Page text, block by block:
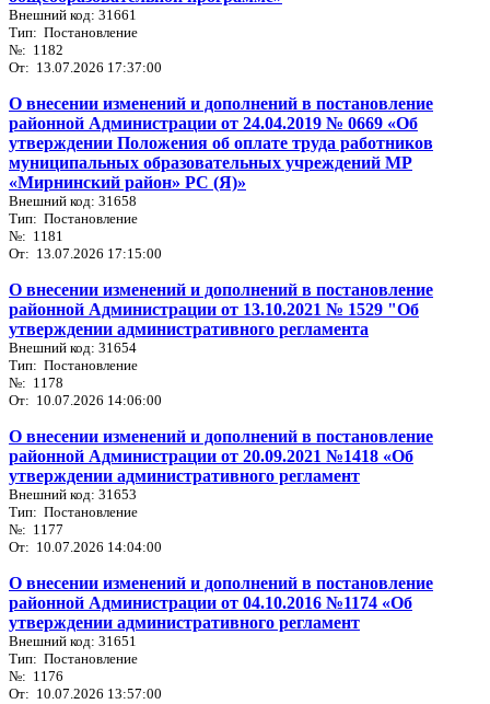
Внешний код: 31661
Тип: Постановление
№: 1182
От: 13.07.2026 17:37:00
О внесении изменений и дополнений в постановление
районной Администрации от 24.04.2019 № 0669 «Об
утверждении Положения об оплате труда работников
муниципальных образовательных учреждений МР
«Мирнинский район» РС (Я)»
Внешний код: 31658
Тип: Постановление
№: 1181
От: 13.07.2026 17:15:00
О внесении изменений и дополнений в постановление
районной Администрации от 13.10.2021 № 1529 "Об
утверждении административного регламента
Внешний код: 31654
Тип: Постановление
№: 1178
От: 10.07.2026 14:06:00
О внесении изменений и дополнений в постановление
районной Администрации от 20.09.2021 №1418 «Об
утверждении административного регламент
Внешний код: 31653
Тип: Постановление
№: 1177
От: 10.07.2026 14:04:00
О внесении изменений и дополнений в постановление
районной Администрации от 04.10.2016 №1174 «Об
утверждении административного регламент
Внешний код: 31651
Тип: Постановление
№: 1176
От: 10.07.2026 13:57:00